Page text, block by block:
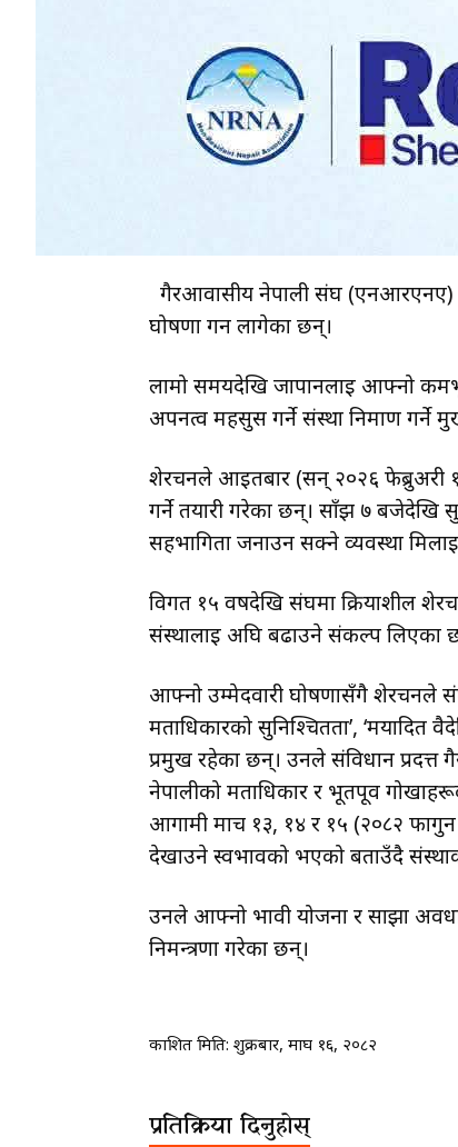
गैरआवासीय नेपाली संघ (एनआरएनए)
घोषणा गर्न लागेका छन्।
लामो समयदेखि जापानलाई आफ्नो
अपनत्व महसुस गर्ने संस्था निर्माण गर्ने
शेरचनले आइतबार (सन् २०२६ फेब्रुअरी १)
गर्ने तयारी गरेका छन्। साँझ ७ बजेदेखि
सहभागिता जनाउन सक्ने व्यवस्था
विगत १५ वर्षदेखि संघमा क्रियाशील
संस्थालाई अघि बढाउने संकल्प लिएका
आफ्नो उम्मेदवारी घोषणासँगै शेरचनले
मताधिकारको सुनिश्चितता’, ‘मर्यादित
प्रमुख रहेका छन्। उनले संविधान प्रदत्त
नेपालीको मताधिकार र भूतपूर्व
आगामी मार्च १३, १४ र १५ (२०८२
देखाउने स्वभावको भएको बताउँदै
उनले आफ्नो भावी योजना र साझा
निमन्त्रणा गरेका छन्।
प्रकाशित मिति: शुक्रबार, माघ १६, २०८२
प्रतिक्रिया दिनुहोस्